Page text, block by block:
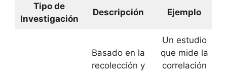
Tipo de
Investigación
Descripción Ejemplo
Basado en la
recolección y
Un estudio
que mide la
correlación